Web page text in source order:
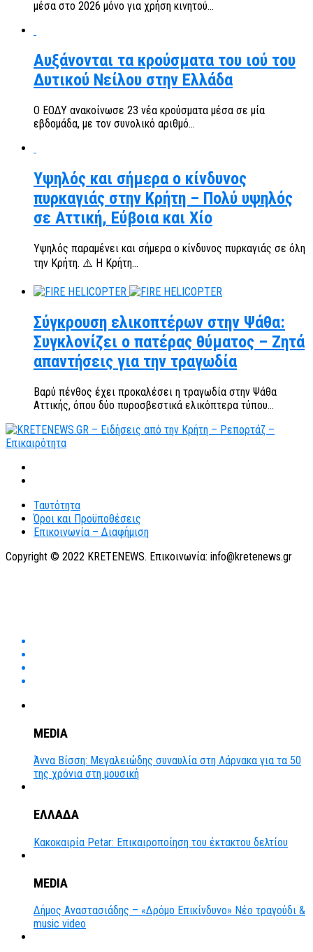
μέσα στο 2026 μόνο για χρήση κινητού...
Αυξάνονται τα κρούσματα του ιού του
Δυτικού Νείλου στην Ελλάδα
Ο ΕΟΔΥ ανακοίνωσε 23 νέα κρούσματα μέσα σε μία
εβδομάδα, με τον συνολικό αριθμό...
Υψηλός και σήμερα ο κίνδυνος
πυρκαγιάς στην Κρήτη – Πολύ υψηλός
σε Αττική, Εύβοια και Χίο
Υψηλός παραμένει και σήμερα ο κίνδυνος πυρκαγιάς σε όλη
την Κρήτη. ⚠️ Η Κρήτη...
Σύγκρουση ελικοπτέρων στην Ψάθα:
Συγκλονίζει ο πατέρας θύματος – Ζητά
απαντήσεις για την τραγωδία
Βαρύ πένθος έχει προκαλέσει η τραγωδία στην Ψάθα
Αττικής, όπου δύο πυροσβεστικά ελικόπτερα τύπου...
Ταυτότητα
Όροι και Προϋποθέσεις
Επικοινωνία – Διαφήμιση
Copyright © 2022 KRETENEWS. Επικοινωνία: info@kretenews.gr
MEDIA
Άννα Βίσση: Μεγαλειώδης συναυλία στη Λάρνακα για τα 50
της χρόνια στη μουσική
ΕΛΛΑΔΑ
Κακοκαιρία Petar: Επικαιροποίηση του έκτακτου δελτίου
MEDIA
Δήμος Αναστασιάδης – «Δρόμο Επικίνδυνο» Νέο τραγούδι &
music video